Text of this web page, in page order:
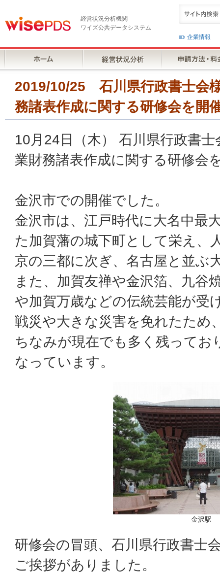
経営状況分析機関
ワイズ公共データシステム
企業情報
2019/10/25 石川県行政書士会
務諸表作成に関する研修会を開
10月24日（木） 石川県行政書
業財務諸表作成に関する研修会
金沢市での開催でした。
金沢市は、江戸時代に大名中最
た加賀藩の城下町として栄え、
京の三都に次ぎ、名古屋と並ぶ
また、加賀友禅や金沢箔、九谷
や加賀万歳などの伝統芸能が受
戦災や大きな災害を免れたため
ちなみが現在でも多く残ってお
なっています。
金沢駅
研修会の冒頭、石川県行政書士
ご挨拶がありました。